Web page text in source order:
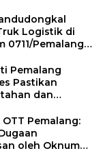
Logistik di
0711/Pemalang
Pemalang
Pastikan
dan
OTT Pemalang:
oleh Oknum